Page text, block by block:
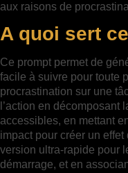
aux raisons de
A quoi sert
Ce prompt permet de
facile à suivre pour toute
procrastination sur une
l’action en décomposant
accessibles, en mettant
impact pour créer un
version ultra-rapide pour
démarrage, et en